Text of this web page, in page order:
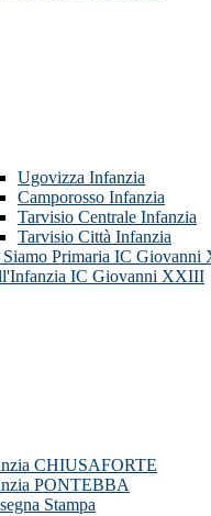
Ugovizza Infanzia
Camporosso Infanzia
Tarvisio Centrale Infanzia
Tarvisio Città Infanzia
Primaria IC
IC Giovanni XXIII
CHIUSAFORTE
PONTEBBA
Stampa